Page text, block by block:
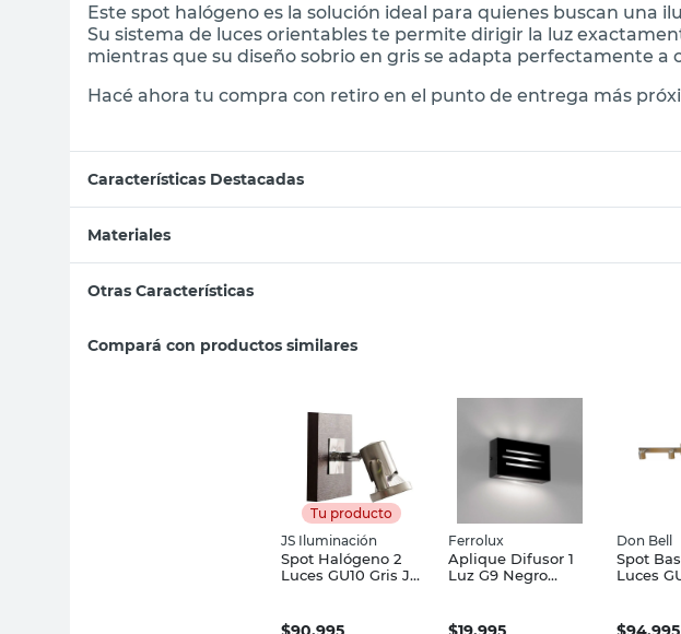
Este spot halógeno es la solución ideal para quienes buscan una
Su sistema de luces orientables te permite dirigir la luz
mientras que su diseño sobrio en gris se adapta perfectamente a
Hacé ahora tu compra con retiro en el punto de entrega más
Características Destacadas
Materiales
Otras Características
Compará con productos similares
Tu producto
JS Iluminación
Spot Halógeno 2
Luces GU10 Gris JS
Ferrolux
Aplique Difusor 1
Luz G9 Negro
Don Bell
Spot
Luces